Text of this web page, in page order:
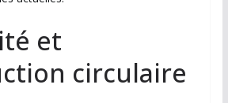
et
circulaire